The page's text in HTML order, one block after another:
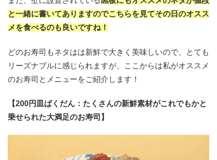
と一緒に書いてありますのでこちらを見てその日のオスス
メを食べるのも良いですね！
どのお寿司もネタはは新鮮で大きく美味しいので、とても
リーズナブルに感じられますが、ここからは私がオススメ
のお寿司とメニューをご紹介します！
【200円皿ばくだん：たくさんの新鮮素材がこれでもかと
乗せられた大満足のお寿司】